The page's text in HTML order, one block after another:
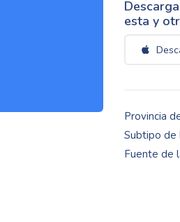
esta y
Provincia
Subtipo de
Fuente de